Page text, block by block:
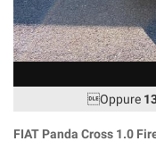
Oppure
FIAT Panda Cross 1.0